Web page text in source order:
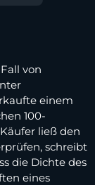
von
einem
100-
ließ den
schreibt
die Dichte des
eines